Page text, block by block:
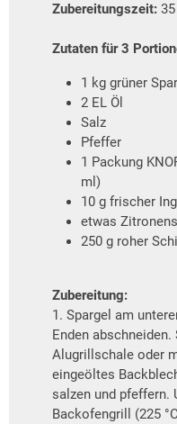
Zubereitungszeit:
Zutaten für 3
1 kg grüner
2 EL Öl
Salz
Pfeffer
1 Packung
ml)
10 g frischer
etwas
250 g roher
Zubereitung:
1. Spargel am
Enden
Alugrillschale oder
eingeöltes
salzen und pfeffern.
Backofengrill (225